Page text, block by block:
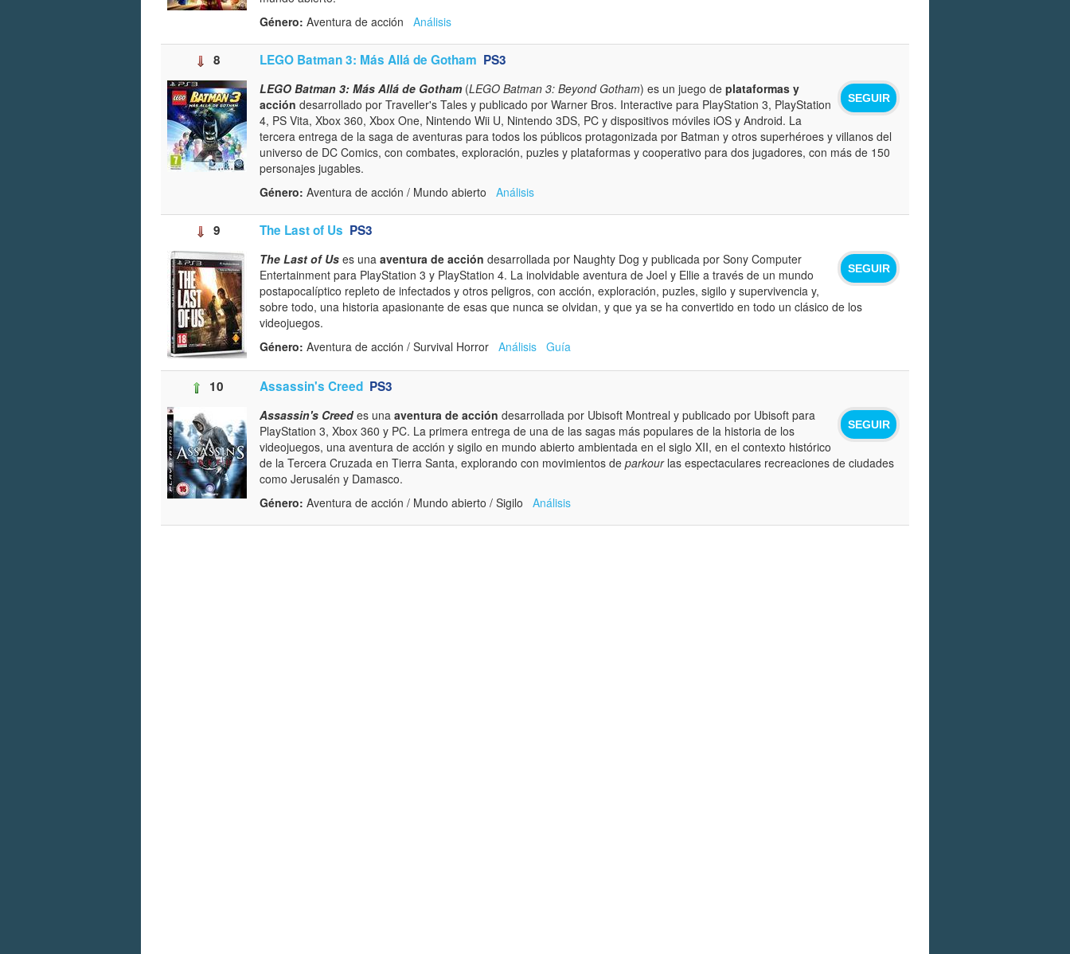
Género: Aventura de acción Análisis
8 LEGO Batman 3: Más Allá de Gotham PS3
SEGUIR
LEGO Batman 3: Más Allá de Gotham(LEGO Batman 3: Beyond Gotham) es un juego de plataformas y
acción desarrollado por Traveller's Tales y publicado por Warner Bros. Interactive para PlayStation 3, PlayStation
4, PS Vita, Xbox 360, Xbox One, Nintendo Wii U, Nintendo 3DS, PC y dispositivos móviles iOS y Android. La
tercera entrega de la saga de aventuras para todos los públicos protagonizada por Batman y otros superhéroes y villanos del
universo de DC Comics, con combates, exploración, puzles y plataformas y cooperativo para dos jugadores, con más de 150
personajes jugables.
Género: Aventura de acción / Mundo abierto Análisis
9 The Last of Us PS3
SEGUIR
The Last of Us es una aventura de acción desarrollada por Naughty Dog y publicada por Sony Computer
Entertainment para PlayStation 3 y PlayStation 4. La inolvidable aventura de Joel y Ellie a través de un mundo
postapocalíptico repleto de infectados y otros peligros, con acción, exploración, puzles, sigilo y supervivencia y,
sobre todo, una historia apasionante de esas que nunca se olvidan, y que ya se ha convertido en todo un clásico de los
videojuegos.
Género: Aventura de acción / Survival Horror Análisis Guía
10 Assassin's Creed PS3
SEGUIR
Assassin's Creedes una aventura de acción desarrollada por Ubisoft Montreal y publicado por Ubisoft para
PlayStation 3, Xbox 360 y PC. La primera entrega de una de las sagas más populares de la historia de los
videojuegos, una aventura de acción y sigilo en mundo abierto ambientada en el siglo XII, en el contexto histórico
de la Tercera Cruzada en Tierra Santa, explorando con movimientos de parkourlas espectaculares recreaciones de ciudades
como Jerusalén y Damasco.
Género: Aventura de acción / Mundo abierto / Sigilo Análisis